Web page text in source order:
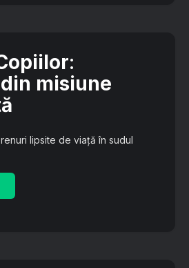
:
misiune
lipsite de viață în sudul